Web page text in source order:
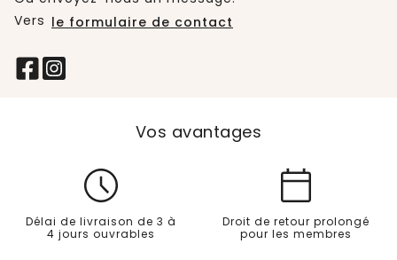
Vers le formulaire de contact
Vos avantages
Délai de livraison de 3 à
4 jours ouvrables
Droit de retour prolongé
pour les membres